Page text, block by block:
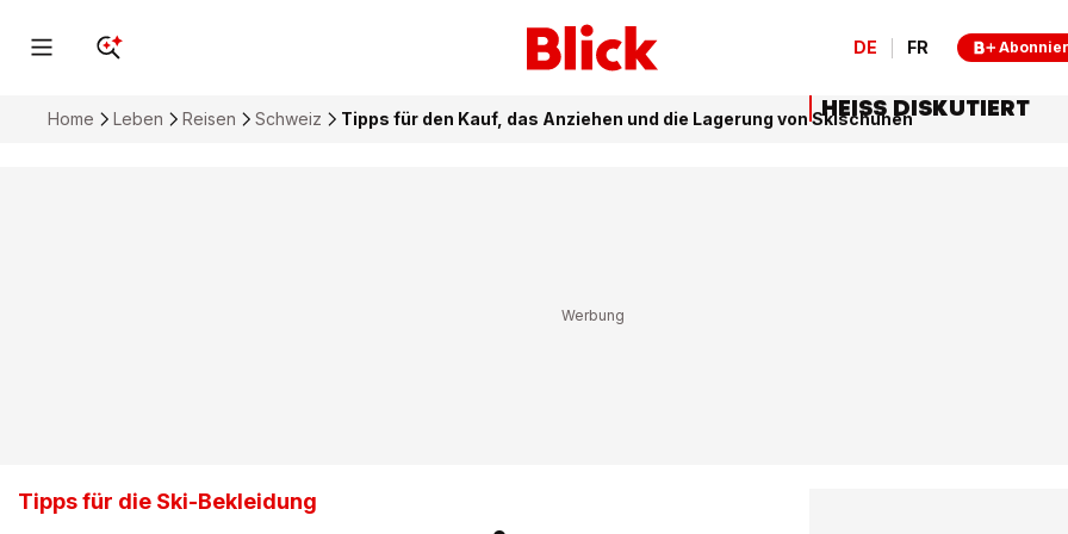
DE FR
Home Leben Reisen Schweiz Tipps für den Kauf, das Anziehen und die Lagerung von Skischuhen
Tipps für die Ski-Bekleidung
HEISS DISKUTIERT